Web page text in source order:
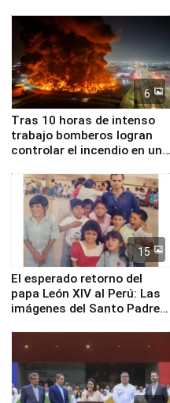
6
Tras 10 horas de intenso
trabajo bomberos logran
controlar el incendio en una
de Chile
15
El esperado retorno del
papa León XIV al Perú: Las
imágenes del Santo Padre